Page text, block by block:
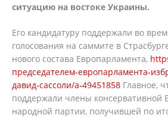
ситуацию на востоке Украины.
Его кандидатуру поддержали во
голосования на саммите в
нового состава Европарламента,
председателем-европарламента-
давид-сассоли/a-49451858 Главное,
поддержали члены консервативной
народной партии, получившей по